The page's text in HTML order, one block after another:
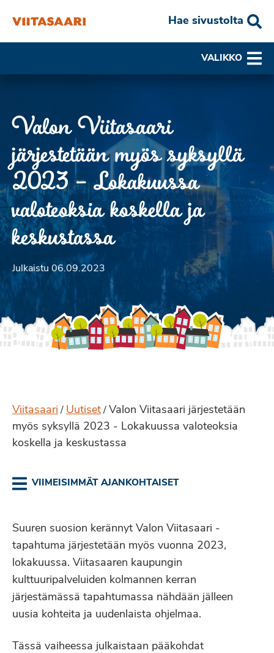
Hae sivustolta
VALIKKO
Valon Viitasaari
järjestetään myös syksyllä
2023 – Lokakuussa
valoteoksia koskella ja
keskustassa
Julkaistu 06.09.2023
Viitasaari / Uutiset / Valon Viitasaari järjestetään
myös syksyllä 2023 - Lokakuussa valoteoksia
koskella ja keskustassa
VIIMEISIMMÄT AJANKOHTAISET
Suuren suosion kerännyt Valon Viitasaari -
tapahtuma järjestetään myös vuonna 2023,
lokakuussa. Viitasaaren kaupungin
kulttuuripalveluiden kolmannen kerran
järjestämässä tapahtumassa nähdään jälleen
uusia kohteita ja uudenlaista ohjelmaa.
Tässä vaiheessa julkaistaan pääkohdat